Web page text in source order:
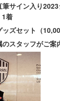
筆サイン入り
着
ズセット（
のスタッフがご案